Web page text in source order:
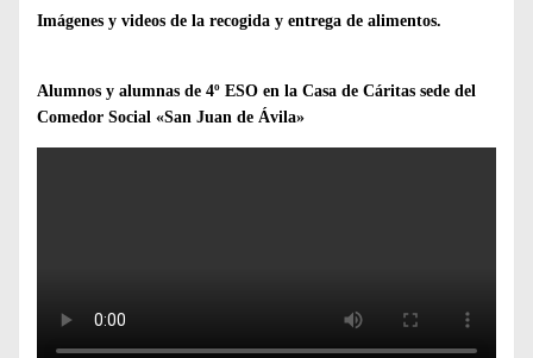
Imágenes y videos de la recogida y entrega de alimentos.
Alumnos y alumnas de 4º ESO en la Casa de Cáritas sede del
Comedor Social «San Juan de Ávila»